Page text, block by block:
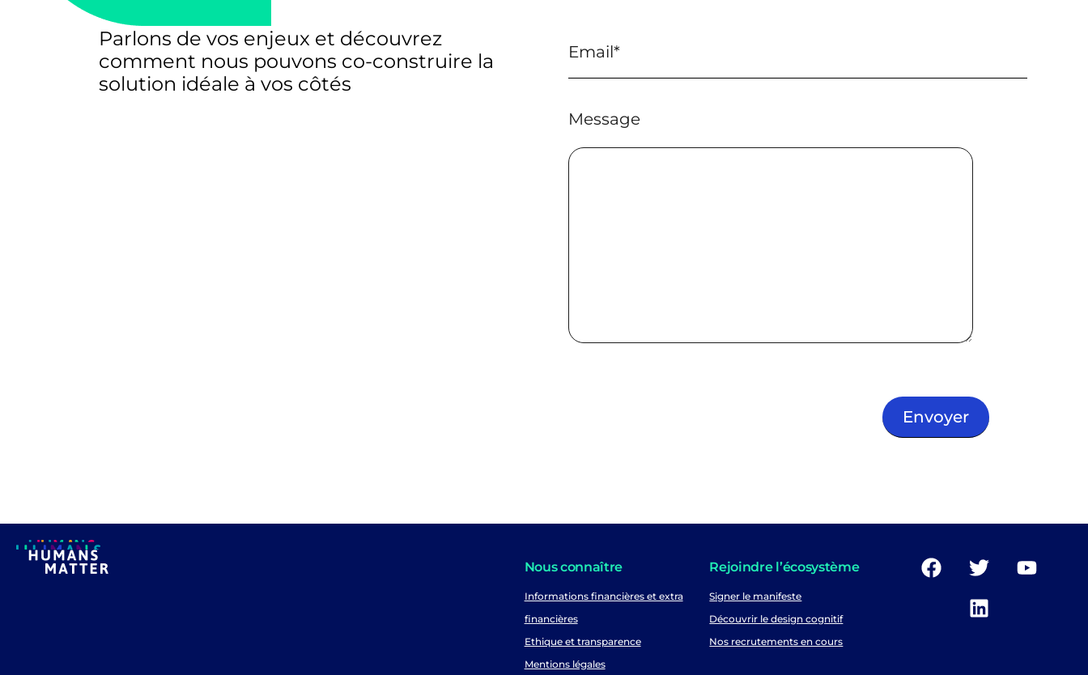
Parlons de vos enjeux et découvrez
comment nous pouvons co-construire la
solution idéale à vos côtés
Message
Nous connaître
Informations financières et extra
financières
Ethique et transparence
Mentions légales
Rejoindre l’écosystème
Signer le manifeste
Découvrir le design cognitif
Nos recrutements en cours